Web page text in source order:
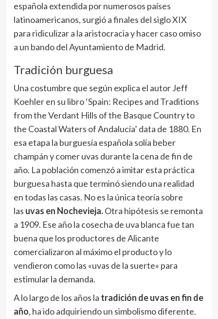
española extendida por numerosos países
latinoamericanos, surgió a finales del siglo XIX
para ridiculizar a la aristocracia y hacer caso omiso
a un bando del Ayuntamiento de Madrid.
Tradición burguesa
Una costumbre que según explica el autor Jeff
Koehler en su libro ‘Spain: Recipes and Traditions
from the Verdant Hills of the Basque Country to
the Coastal Waters of Andalucía’ data de 1880. En
esa etapa la burguesía española solía beber
champán y comer uvas durante la cena de fin de
año. La población comenzó a imitar esta práctica
burguesa hasta que terminó siendo una realidad
en todas las casas. No es la única teoría sobre
las uvas en Nochevieja.Otra hipótesis se remonta
a 1909. Ese año la cosecha de uva blanca fue tan
buena que los productores de Alicante
comercializaron al máximo el producto y lo
vendieron como las «uvas de la suerte» para
estimular la demanda.
A lo largo de los años la tradición de uvas en fin de
año, ha ido adquiriendo un simbolismo diferente.